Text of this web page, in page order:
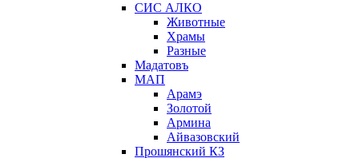
СИС АЛКО
Животные
Храмы
Разные
Мадатовъ
МАП
Арамэ
Золотой
Армина
Айвазовский
Прошянский КЗ